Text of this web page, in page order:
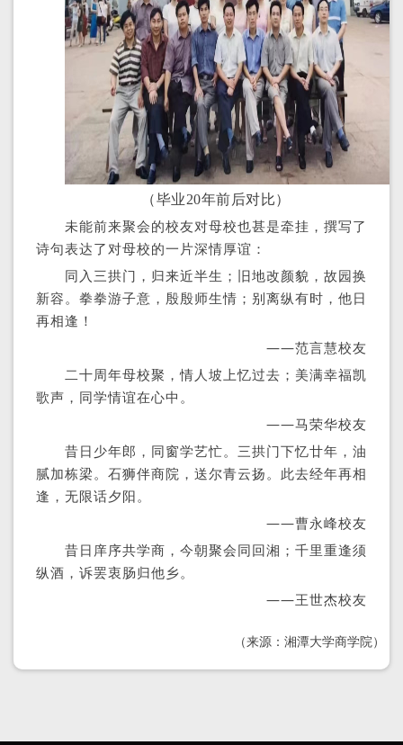
（毕业20年前后对比）
未能前来聚会的校友对母校也甚是牵挂，撰写了
诗句表达了对母校的一片深情厚谊：
同入三拱门，归来近半生；旧地改颜貌，故园换
新容。拳拳游子意，殷殷师生情；别离纵有时，他日
再相逢！
——范言慧校友
二十周年母校聚，情人坡上忆过去；美满幸福凯
歌声，同学情谊在心中。
——马荣华校友
昔日少年郎，同窗学艺忙。三拱门下忆廿年，油
腻加栋梁。石狮伴商院，送尔青云扬。此去经年再相
逢，无限话夕阳。
——曹永峰校友
昔日庠序共学商，今朝聚会同回湘；千里重逢须
纵酒，诉罢衷肠归他乡。
——王世杰校友
（来源：湘潭大学商学院）